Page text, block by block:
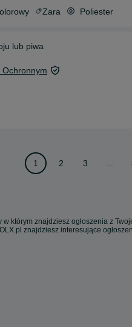
Zara Poliester
lub piwa
Ochronnym
1 2 3
w którym znajdziesz ogłoszenia z
znajdziesz interesujące